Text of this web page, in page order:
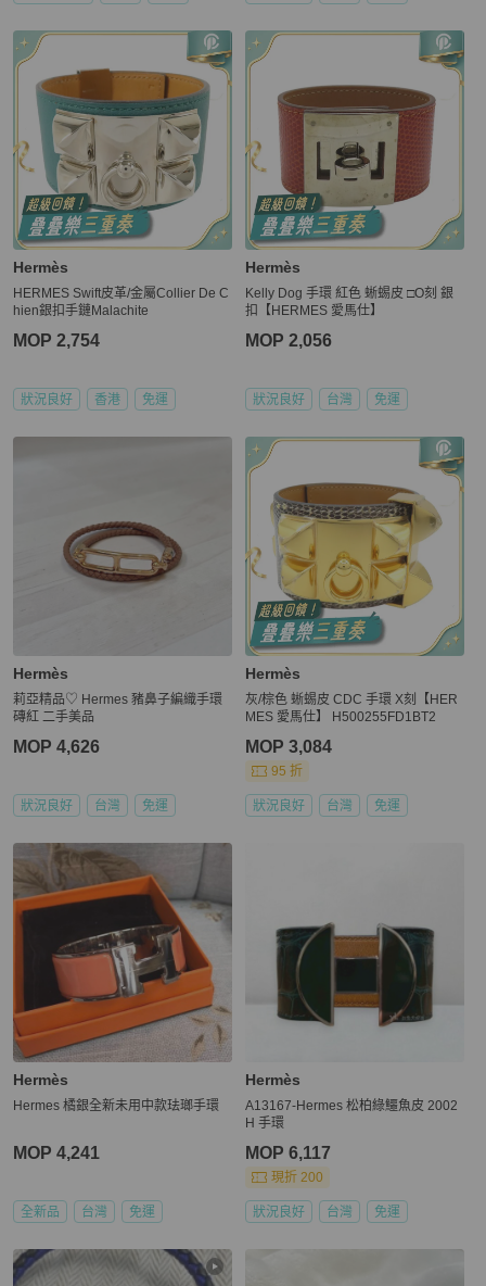
Hermès
HERMES Swift皮革/金屬Collier De C
hien銀扣手鏈Malachite
MOP 2,754
狀況良好 香港 免運
Hermès
Kelly Dog 手環 紅色 蜥蜴皮 □O刻 銀
扣【HERMES 愛馬仕】
MOP 2,056
狀況良好 台灣 免運
Hermès
莉亞精品♡ Hermes 豬鼻子編織手環
磚紅 二手美品
MOP 4,626
狀況良好 台灣 免運
Hermès
灰/棕色 蜥蜴皮 CDC 手環 X刻【HER
MES 愛馬仕】 H500255FD1BT2
MOP 3,084
95 折
狀況良好 台灣 免運
Hermès
Hermes 橘銀全新未用中款珐瑯手環
MOP 4,241
全新品 台灣 免運
Hermès
A13167-Hermes 松柏綠鱷魚皮 2002
H 手環
MOP 6,117
現折 200
狀況良好 台灣 免運